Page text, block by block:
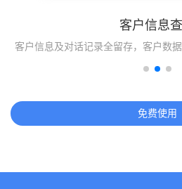
客户信息
客户信息及对话记录全留存，客户数
免费使用